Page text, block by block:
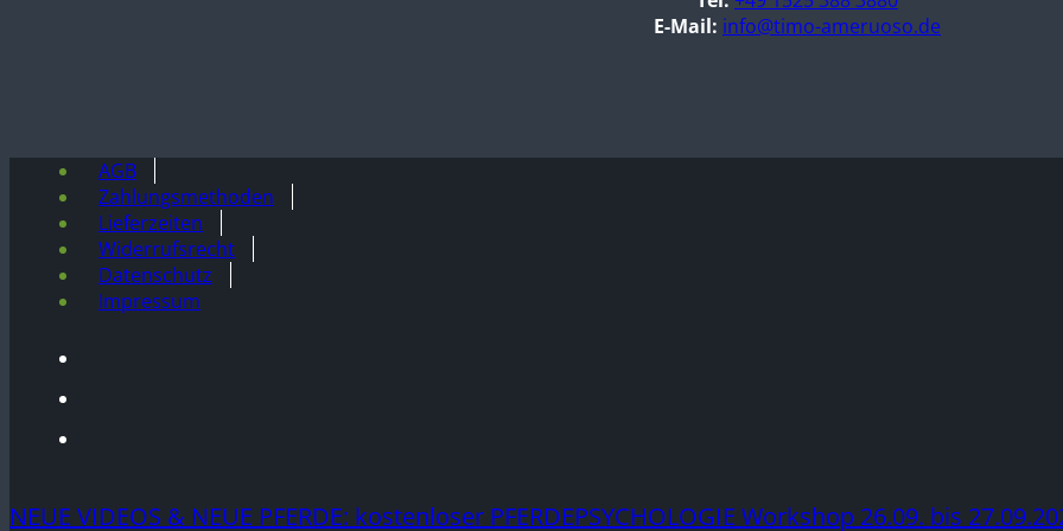
NEUE VIDEOS & NEUE PFERDE: kostenloser PFERDEPSYCHOLOGIE Workshop 26.09. bis
E-Mail: info@timo-ameruoso.de
AGB
Zahlungsmethoden
Lieferzeiten
Widerrufsrecht
Datenschutz
Impressum